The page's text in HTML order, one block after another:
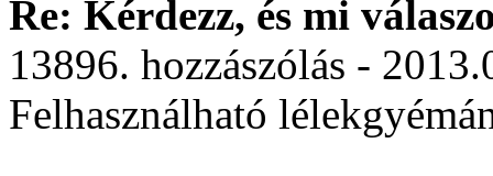
Re: Kérdezz, és mi
13896. hozzászólás -
Felhasználható